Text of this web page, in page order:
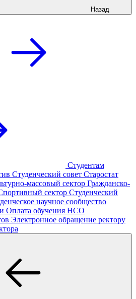
Назад
Студентам
Студенческий совет Старостат
массовый сектор Гражданско-
сектор Студенческий
научное сообщество
Оплата обучения НСО
Электронное обращение ректору